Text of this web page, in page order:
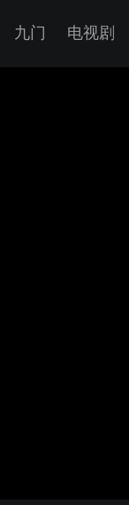
九门 电视剧